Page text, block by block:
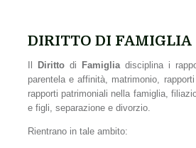
DIRITTO DI FAMIGLIA
Diritto di Famiglia disciplina i
parentela e affinità, matrimonio,
rapporti patrimoniali nella famiglia,
e figli, separazione e divorzio.
Rientrano in tale ambito: